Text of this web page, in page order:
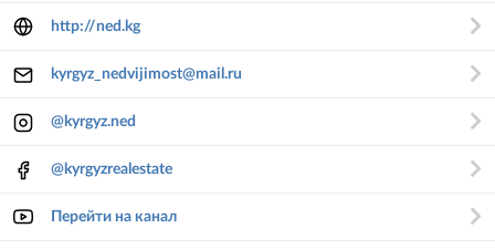
http://ned.kg
kyrgyz_nedvijimost@mail.ru
@kyrgyz.ned
@kyrgyzrealestate
Перейти на канал